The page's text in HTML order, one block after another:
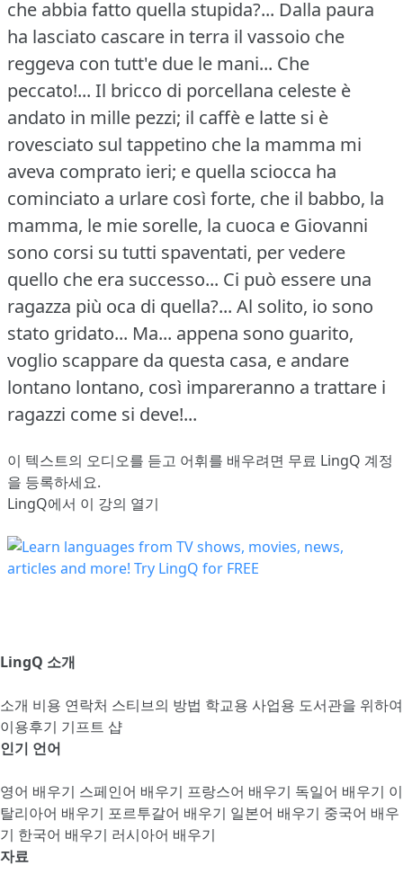
che abbia fatto quella stupida?... Dalla paura
ha lasciato cascare in terra il vassoio che
reggeva con tutt'e due le mani... Che
peccato!... Il bricco di porcellana celeste è
andato in mille pezzi; il caffè e latte si è
rovesciato sul tappetino che la mamma mi
aveva comprato ieri; e quella sciocca ha
cominciato a urlare così forte, che il babbo, la
mamma, le mie sorelle, la cuoca e Giovanni
sono corsi su tutti spaventati, per vedere
quello che era successo... Ci può essere una
ragazza più oca di quella?... Al solito, io sono
stato gridato... Ma... appena sono guarito,
voglio scappare da questa casa, e andare
lontano lontano, così impareranno a trattare i
ragazzi come si deve!...
이 텍스트의 오디오를 듣고 어휘를 배우려면 무료 LingQ 계정
을 등록하세요.
LingQ에서 이 강의 열기
LingQ 소개
소개 비용 연락처 스티브의 방법 학교용 사업용 도서관을 위하여
이용후기 기프트 샵
인기 언어
영어 배우기 스페인어 배우기 프랑스어 배우기 독일어 배우기 이
탈리아어 배우기 포르투갈어 배우기 일본어 배우기 중국어 배우
기 한국어 배우기 러시아어 배우기
자료